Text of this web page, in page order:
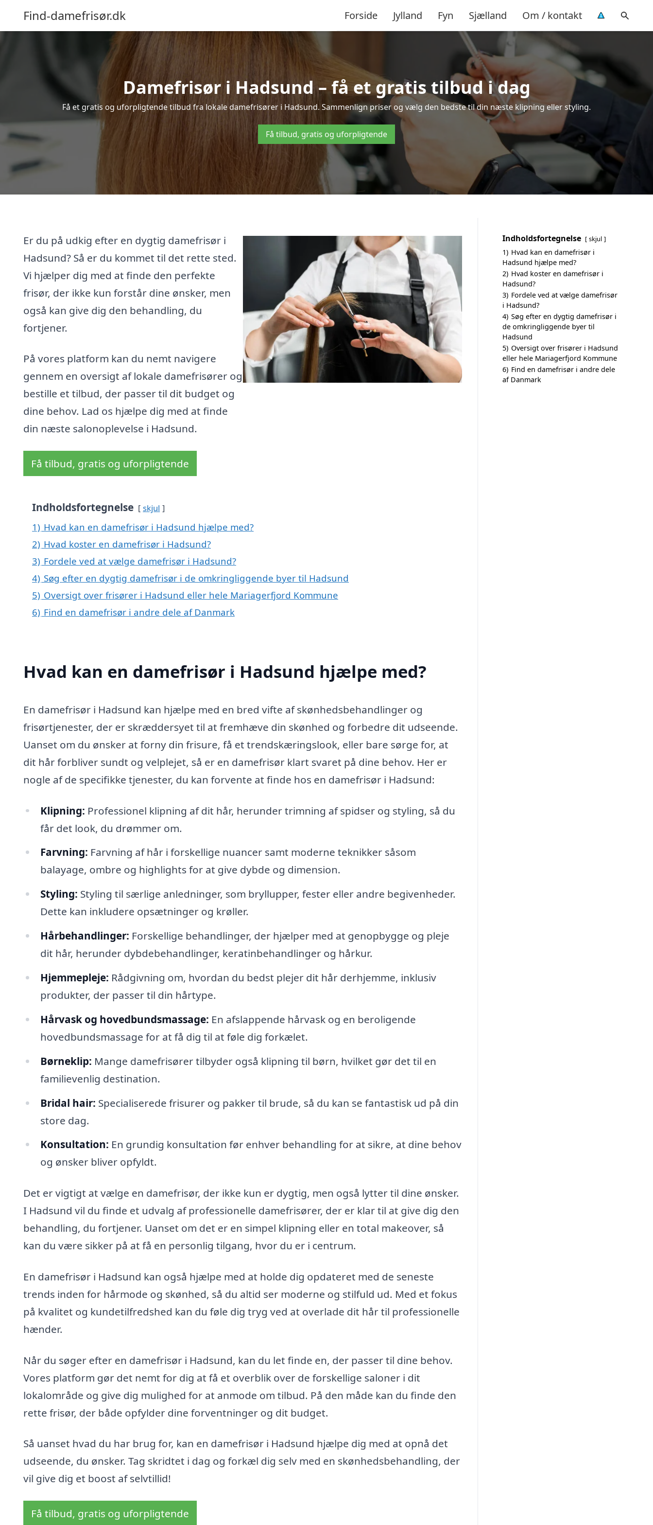
Find-damefrisør.dk Forside Jylland Fyn Sjælland Om / kontakt
Damefrisør i Hadsund – få et gratis tilbud i dag
Få et gratis og uforpligtende tilbud fra lokale damefrisører i Hadsund. Sammenlign priser og vælg den bedste til din næste klipning eller styling.
Få tilbud, gratis og uforpligtende
Er du på udkig efter en dygtig damefrisør i
Hadsund? Så er du kommet til det rette sted.
Vi hjælper dig med at finde den perfekte
frisør, der ikke kun forstår dine ønsker, men
også kan give dig den behandling, du
fortjener.
På vores platform kan du nemt navigere
gennem en oversigt af lokale damefrisører og
bestille et tilbud, der passer til dit budget og
dine behov. Lad os hjælpe dig med at finde
din næste salonoplevelse i Hadsund.
Få tilbud, gratis og uforpligtende
Indholdsfortegnelse skjul
1) Hvad kan en damefrisør i Hadsund hjælpe med?
2) Hvad koster en damefrisør i Hadsund?
3) Fordele ved at vælge damefrisør i Hadsund?
4) Søg efter en dygtig damefrisør i de omkringliggende byer til Hadsund
5) Oversigt over frisører i Hadsund eller hele Mariagerfjord Kommune
6) Find en damefrisør i andre dele af Danmark
Hvad kan en damefrisør i Hadsund hjælpe med?
En damefrisør i Hadsund kan hjælpe med en bred vifte af skønhedsbehandlinger og
frisørtjenester, der er skræddersyet til at fremhæve din skønhed og forbedre dit udseende.
Uanset om du ønsker at forny din frisure, få et trendskæringslook, eller bare sørge for, at
dit hår forbliver sundt og velplejet, så er en damefrisør klart svaret på dine behov. Her er
nogle af de specifikke tjenester, du kan forvente at finde hos en damefrisør i Hadsund:
Klipning: Professionel klipning af dit hår, herunder trimning af spidser og styling, så du
får det look, du drømmer om.
Farvning: Farvning af hår i forskellige nuancer samt moderne teknikker såsom
balayage, ombre og highlights for at give dybde og dimension.
Styling: Styling til særlige anledninger, som bryllupper, fester eller andre begivenheder.
Dette kan inkludere opsætninger og krøller.
Hårbehandlinger: Forskellige behandlinger, der hjælper med at genopbygge og pleje
dit hår, herunder dybdebehandlinger, keratinbehandlinger og hårkur.
Hjemmepleje: Rådgivning om, hvordan du bedst plejer dit hår derhjemme, inklusiv
produkter, der passer til din hårtype.
Hårvask og hovedbundsmassage: En afslappende hårvask og en beroligende
hovedbundsmassage for at få dig til at føle dig forkælet.
Børneklip: Mange damefrisører tilbyder også klipning til børn, hvilket gør det til en
familievenlig destination.
Bridal hair: Specialiserede frisurer og pakker til brude, så du kan se fantastisk ud på din
store dag.
Konsultation: En grundig konsultation før enhver behandling for at sikre, at dine behov
og ønsker bliver opfyldt.
Det er vigtigt at vælge en damefrisør, der ikke kun er dygtig, men også lytter til dine ønsker.
I Hadsund vil du finde et udvalg af professionelle damefrisører, der er klar til at give dig den
behandling, du fortjener. Uanset om det er en simpel klipning eller en total makeover, så
kan du være sikker på at få en personlig tilgang, hvor du er i centrum.
En damefrisør i Hadsund kan også hjælpe med at holde dig opdateret med de seneste
trends inden for hårmode og skønhed, så du altid ser moderne og stilfuld ud. Med et fokus
på kvalitet og kundetilfredshed kan du føle dig tryg ved at overlade dit hår til professionelle
hænder.
Når du søger efter en damefrisør i Hadsund, kan du let finde en, der passer til dine behov.
Vores platform gør det nemt for dig at få et overblik over de forskellige saloner i dit
lokalområde og give dig mulighed for at anmode om tilbud. På den måde kan du finde den
rette frisør, der både opfylder dine forventninger og dit budget.
Så uanset hvad du har brug for, kan en damefrisør i Hadsund hjælpe dig med at opnå det
udseende, du ønsker. Tag skridtet i dag og forkæl dig selv med en skønhedsbehandling, der
vil give dig et boost af selvtillid!
Få tilbud, gratis og uforpligtende
Indholdsfortegnelse skjul
1) Hvad kan en damefrisør i
Hadsund hjælpe med?
2) Hvad koster en damefrisør i
Hadsund?
3) Fordele ved at vælge damefrisør
i Hadsund?
4) Søg efter en dygtig damefrisør i
de omkringliggende byer til
Hadsund
5) Oversigt over frisører i Hadsund
eller hele Mariagerfjord Kommune
6) Find en damefrisør i andre dele
af Danmark